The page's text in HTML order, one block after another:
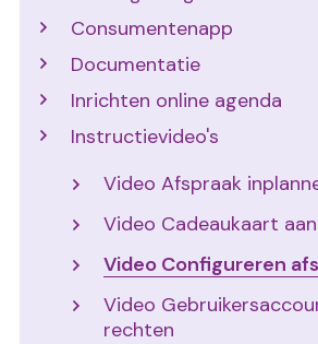
Consumentenapp
Documentatie
Inrichten online agenda
Instructievideo's
Video Afspraak
Video Cadeaukaart
Video Configureren
Video
rechten